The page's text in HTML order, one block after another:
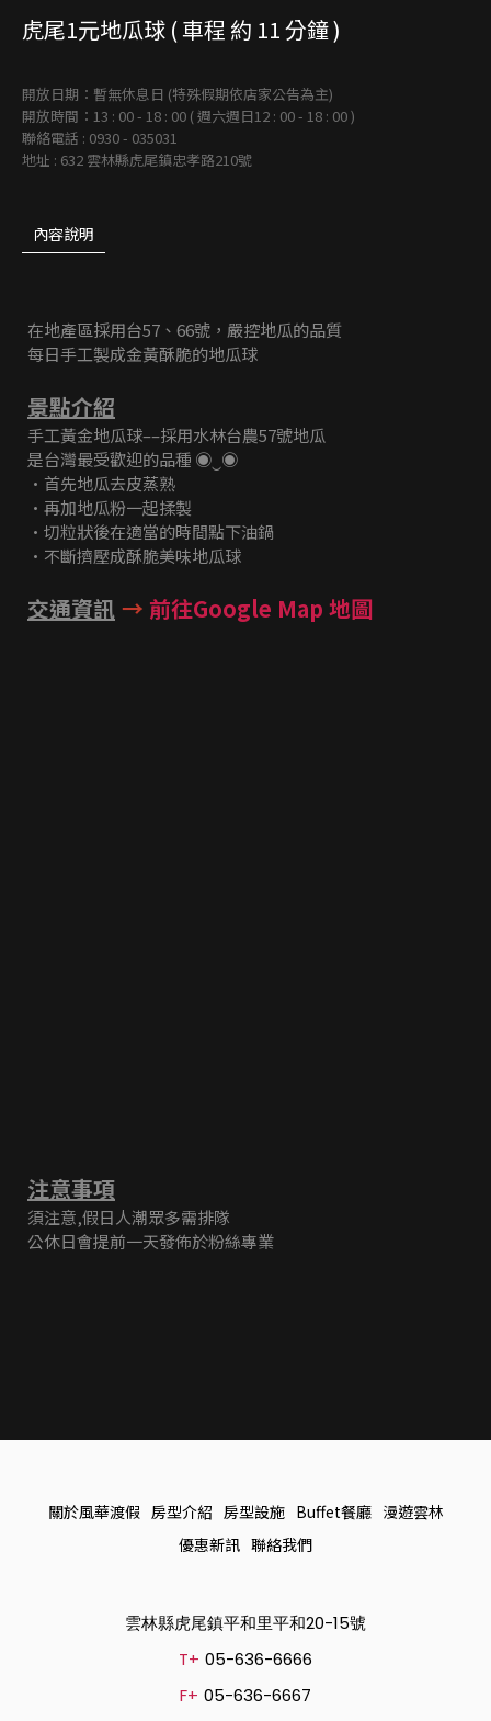
虎尾1元地瓜球 ( 車程 約 11 分鐘 )
開放日期：暫無休息日 (特殊假期依店家公告為主)
開放時間：13 : 00 - 18 : 00 ( 週六週日12 : 00 - 18 : 00 )
聯絡電話 : 0930 - 035031
地址 : 632 雲林縣虎尾鎮忠孝路210號
內容說明
在地產區採用台57、66號，嚴控地瓜的品質
每日手工製成金黃酥脆的地瓜球
景點介紹
手工黃金地瓜球––採用水林台農57號地瓜
是台灣最受歡迎的品種 ◉‿◉
•首先地瓜去皮蒸熟
•再加地瓜粉一起揉製
•切粒狀後在適當的時間點下油鍋
•不斷擠壓成酥脆美味地瓜球
交通資訊 → 前往Google Map 地圖
注意事項
須注意,假日人潮眾多需排隊
公休日會提前一天發佈於粉絲專業
關於風華渡假 房型介紹 房型設施 Buffet餐廳 漫遊雲林
優惠新訊 聯絡我們
雲林縣虎尾鎮平和里平和20-15號
T+ 05-636-6666
F+ 05-636-6667